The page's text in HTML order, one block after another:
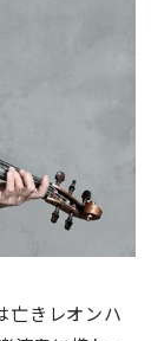
亡きレオンハ